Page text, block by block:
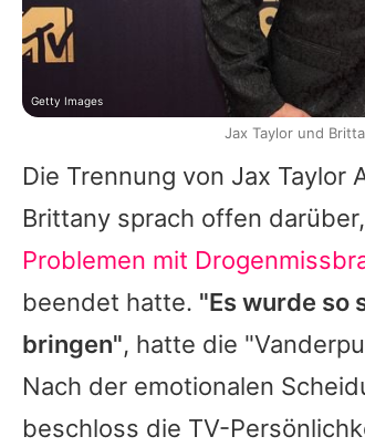
Die Trennung von Jax Taylor
Brittany sprach offen
Problemen mit
beendet hatte. "Es wurde so
bringen", hatte die
Nach der emotionalen
beschloss die TV-
Getty Images
Jax Taylor und